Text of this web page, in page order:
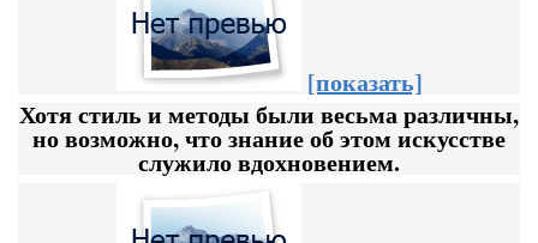
[показать]
Хотя стиль и методы были весьма различны,
но возможно, что знание об этом искусстве
служило вдохновением.